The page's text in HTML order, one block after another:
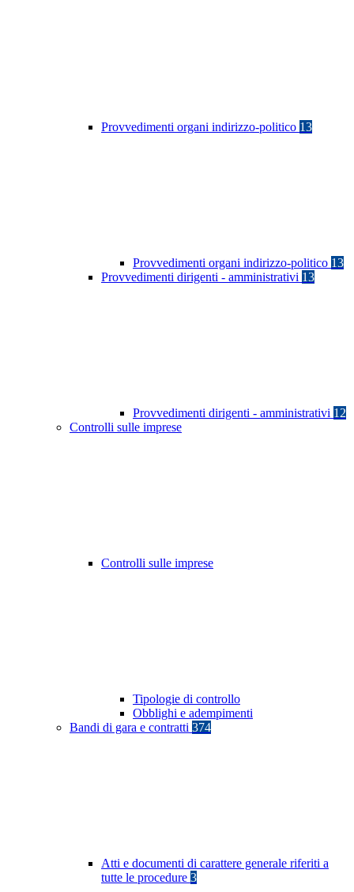
Provvedimenti organi indirizzo-politico 13
Provvedimenti organi indirizzo-politico 13
Provvedimenti dirigenti - amministrativi 13
Provvedimenti dirigenti - amministrativi 12
Controlli sulle imprese
Controlli sulle imprese
Tipologie di controllo
Obblighi e adempimenti
Bandi di gara e contratti 374
Atti e documenti di carattere generale riferiti a
tutte le procedure 3